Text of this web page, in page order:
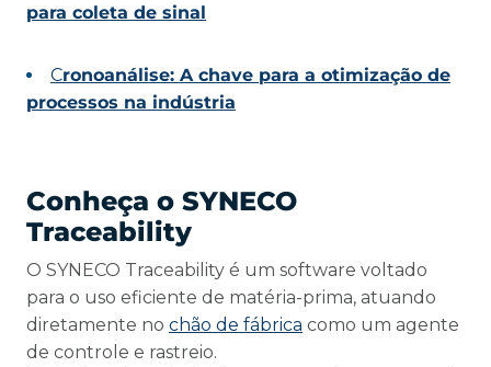
para coleta de sinal
Cronoanálise: A chave para a otimização de
processos na indústria
Conheça o SYNECO
Traceability
O SYNECO Traceability é um software voltado
para o uso eficiente de matéria-prima, atuando
diretamente no chão de fábrica como um agente
de controle e rastreio.